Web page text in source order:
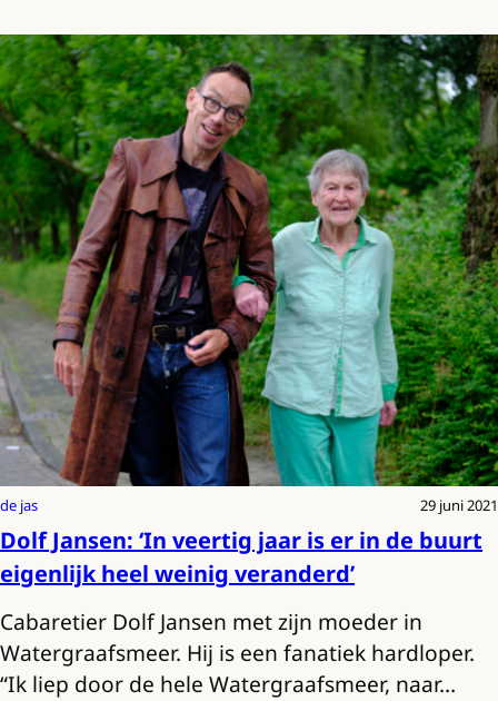
de jas 29 juni 2021
Dolf Jansen: ‘In veertig jaar is er in de buurt
eigenlijk heel weinig veranderd’
Cabaretier Dolf Jansen met zijn moeder in
Watergraafsmeer. Hij is een fanatiek hardloper.
“Ik liep door de hele Watergraafsmeer, naar…